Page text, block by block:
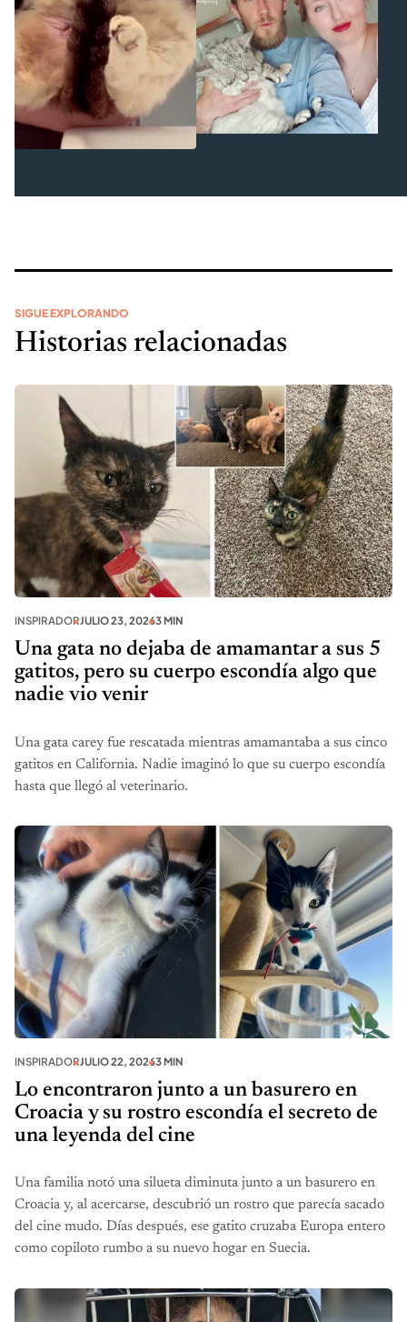
SIGUE EXPLORANDO
Historias relacionadas
INSPIRADORJULIO 23, 20263 MIN
Una gata no dejaba de amamantar a sus 5
gatitos, pero su cuerpo escondía algo que
nadie vio venir
Una gata carey fue rescatada mientras amamantaba a sus cinco
gatitos en California. Nadie imaginó lo que su cuerpo escondía
hasta que llegó al veterinario.
INSPIRADORJULIO 22, 20263 MIN
Lo encontraron junto a un basurero en
Croacia y su rostro escondía el secreto de
una leyenda del cine
Una familia notó una silueta diminuta junto a un basurero en
Croacia y, al acercarse, descubrió un rostro que parecía sacado
del cine mudo. Días después, ese gatito cruzaba Europa entero
como copiloto rumbo a su nuevo hogar en Suecia.